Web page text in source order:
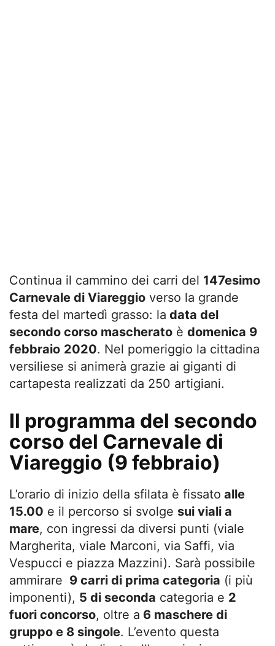
Continua il cammino dei carri del 147esimo
Carnevale di Viareggio verso la grande
festa del martedì grasso: la data del
secondo corso mascherato è domenica 9
febbraio 2020. Nel pomeriggio la cittadina
versiliese si animerà grazie ai giganti di
cartapesta realizzati da 250 artigiani.
Il programma del secondo
corso del Carnevale di
Viareggio (9 febbraio)
L’orario di inizio della sfilata è fissato alle
15.00 e il percorso si svolge sui viali a
mare, con ingressi da diversi punti (viale
Margherita, viale Marconi, via Saffi, via
Vespucci e piazza Mazzini). Sarà possibile
ammirare 9 carri di prima categoria (i più
imponenti), 5 di seconda categoria e 2
fuori concorso, oltre a 6 maschere di
gruppo e 8 singole. L’evento questa